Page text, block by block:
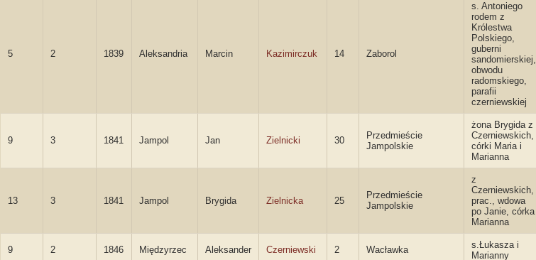
5 2 1839 Aleksandria Marcin Kazimirczuk 14 Zaborol
s. Antoniego
rodem z
Królestwa
Polskiego,
guberni
sandomierskiej,
obwodu
radomskiego,
parafii
czerniewskiej
9 3 1841 Jampol Jan Zielnicki 30
Przedmieście
Jampolskie
żona Brygida z
Czerniewskich,
córki Maria i
Marianna
13 3 1841 Jampol Brygida Zielnicka 25
Przedmieście
Jampolskie
z
Czerniewskich,
prac., wdowa
po Janie, córka
Marianna
9 2 1846 Międzyrzec Aleksander Czerniewski 2 Wacławka
s.Łukasza i
Marianny